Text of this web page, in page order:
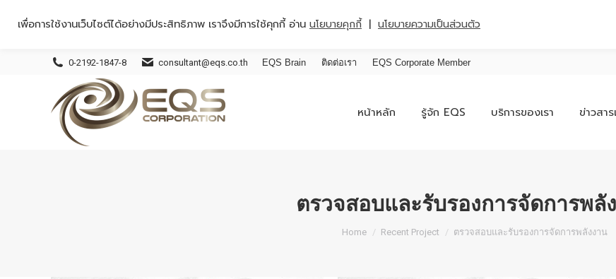
0-2192-1847-8 consultant@eqs.co.th EQS Brain ติดต่อเรา EQS Corporate Member
หน้าหลัก รู้จัก EQS บริการของเรา ข่าวสา
ตรวจสอบและรับรองการจัดการพลั
You are here:
Home Recent Project ตรวจสอบและรับรองการจัดการพลังงาน
เพื่อการใช้งานเว็บไซต์ได้อย่างมีประสิทธิภาพ เราจึงมีการใช้คุกกี้ อ่าน นโยบายคุกกี้ | นโยบายความเป็นส่วนตัว